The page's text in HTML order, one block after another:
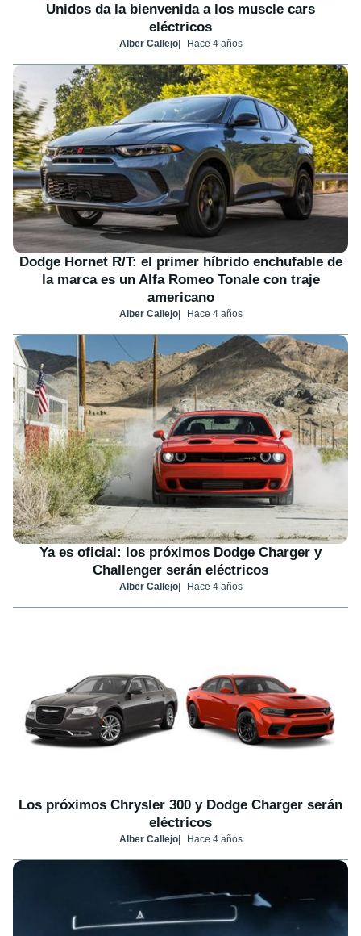
Unidos da la bienvenida a los muscle cars
eléctricos
Alber Callejo Hace 4 años
Dodge Hornet R/T: el primer híbrido enchufable de
la marca es un Alfa Romeo Tonale con traje
americano
Alber Callejo Hace 4 años
Ya es oficial: los próximos Dodge Charger y
Challenger serán eléctricos
Alber Callejo Hace 4 años
Los próximos Chrysler 300 y Dodge Charger serán
eléctricos
Alber Callejo Hace 4 años